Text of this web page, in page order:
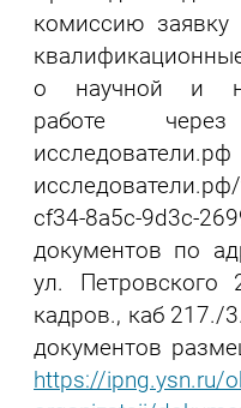
комиссию заявку
о научной и
работе
cf34-8a5c-9d3c-
документов по
ул.
кадров., каб 217./
документов
https://ipng.ysn.ru/